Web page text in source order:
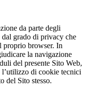
da parte degli
grado di privacy che
proprio browser. In
la navigazione
del presente Sito Web,
di cookie tecnici
del Sito stesso.